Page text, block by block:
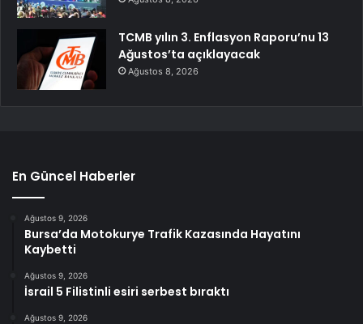
TCMB yılın 3. Enflasyon Raporu’nu 13
Ağustos’ta açıklayacak
Ağustos 8, 2026
En Güncel Haberler
Ağustos 9, 2026
Bursa’da Motokurye Trafik Kazasında Hayatını
Kaybetti
Ağustos 9, 2026
İsrail 5 Filistinli esiri serbest bıraktı
Ağustos 9, 2026